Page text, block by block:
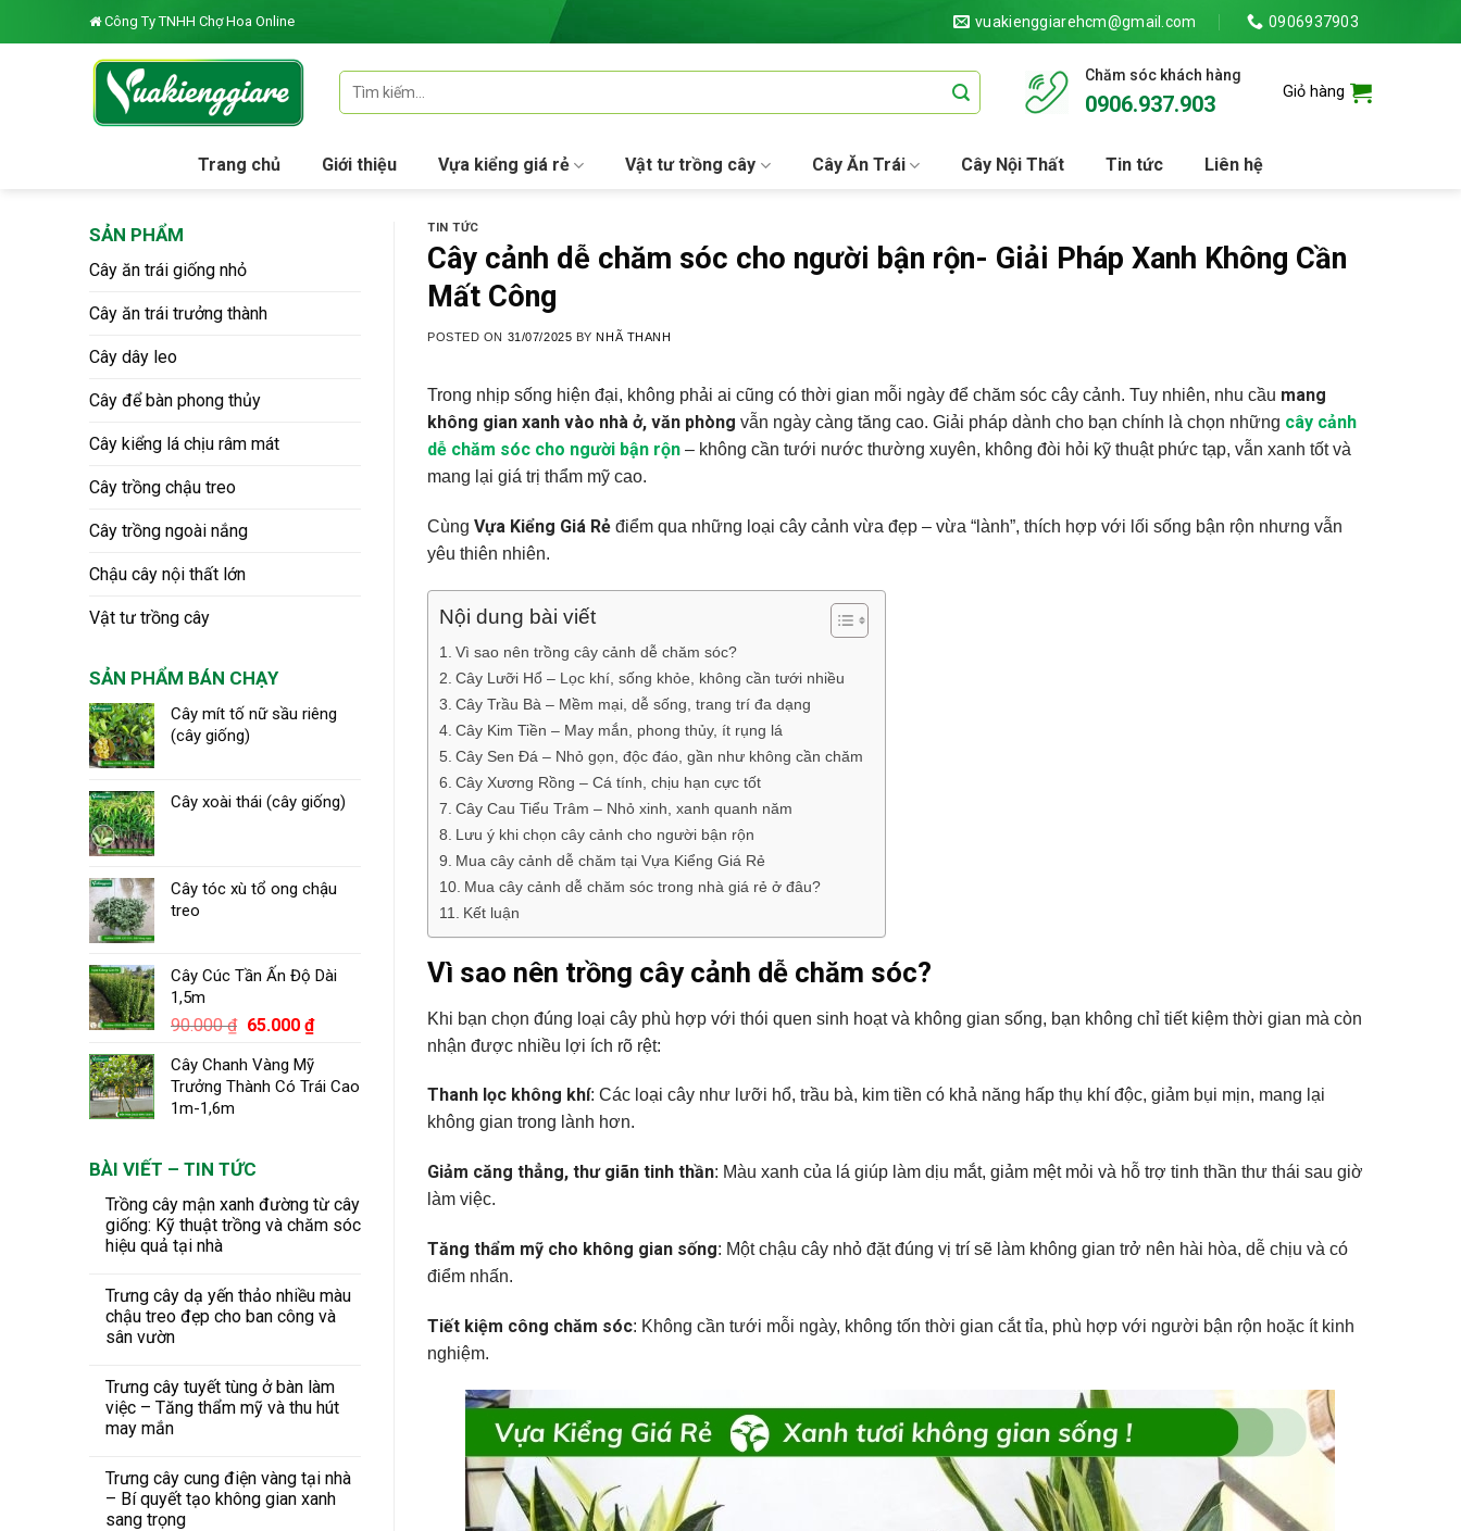
to
Công Ty TNHH Chợ Hoa Online vuakienggiarehcm@gmail.com 0906937903
Tìm
kiếm:
Chăm sóc khách hàng
0906.937.903 Giỏ hàng
Trang chủ Giới thiệu Vựa kiểng giá rẻ Vật tư trồng cây Cây Ăn Trái Cây Nội Thất Tin tức Liên hệ
SẢN PHẨM
Cây ăn trái giống nhỏ
Cây ăn trái trưởng thành
Cây dây leo
Cây để bàn phong thủy
Cây kiểng lá chịu râm mát
Cây trồng chậu treo
Cây trồng ngoài nắng
Chậu cây nội thất lớn
Vật tư trồng cây
SẢN PHẨM BÁN CHẠY
Cây mít tố nữ sầu riêng
(cây giống)
Cây xoài thái (cây giống)
Cây tóc xù tổ ong chậu
treo
Cây Cúc Tần Ấn Độ Dài
1,5m
90.000₫ Giá
là:
90.000 ₫.
65.000 ₫Giá
tại
là:
Cây Chanh Vàng Mỹ
Trưởng Thành Có Trái Cao
1m-1,6m
BÀI VIẾT – TIN TỨC
Trồng cây mận xanh đường từ cây
giống: Kỹ thuật trồng và chăm sóc
hiệu quả tại nhà
Trưng cây dạ yến thảo nhiều màu
chậu treo đẹp cho ban công và
sân vườn
Trưng cây tuyết tùng ở bàn làm
việc – Tăng thẩm mỹ và thu hút
may mắn
Trưng cây cung điện vàng tại nhà
– Bí quyết tạo không gian xanh
sang trọng
TIN TỨC
Cây cảnh dễ chăm sóc cho người bận rộn- Giải Pháp Xanh Không Cần
Mất Công
POSTED ON 31/07/2025 BYNHÃ THANH
Trong nhịp sống hiện đại, không phải ai cũng có thời gian mỗi ngày để chăm sóc cây cảnh. Tuy nhiên, nhu cầu mang
không gian xanh vào nhà ở, văn phòng vẫn ngày càng tăng cao. Giải pháp dành cho bạn chính là chọn những cây cảnh
dễ chăm sóc cho người bận rộn – không cần tưới nước thường xuyên, không đòi hỏi kỹ thuật phức tạp, vẫn xanh tốt và
mang lại giá trị thẩm mỹ cao.
Cùng Vựa Kiểng Giá Rẻ điểm qua những loại cây cảnh vừa đẹp – vừa “lành”, thích hợp với lối sống bận rộn nhưng vẫn
yêu thiên nhiên.
Nội dung bài viết
Vì sao nên trồng cây cảnh dễ chăm sóc?
Cây Lưỡi Hổ – Lọc khí, sống khỏe, không cần tưới nhiều
Cây Trầu Bà – Mềm mại, dễ sống, trang trí đa dạng
Cây Kim Tiền – May mắn, phong thủy, ít rụng lá
Cây Sen Đá – Nhỏ gọn, độc đáo, gần như không cần chăm
Cây Xương Rồng – Cá tính, chịu hạn cực tốt
Cây Cau Tiểu Trâm – Nhỏ xinh, xanh quanh năm
Lưu ý khi chọn cây cảnh cho người bận rộn
Mua cây cảnh dễ chăm tại Vựa Kiểng Giá Rẻ
Mua cây cảnh dễ chăm sóc trong nhà giá rẻ ở đâu?
Kết luận
Vì sao nên trồng cây cảnh dễ chăm sóc?
Khi bạn chọn đúng loại cây phù hợp với thói quen sinh hoạt và không gian sống, bạn không chỉ tiết kiệm thời gian mà còn
nhận được nhiều lợi ích rõ rệt:
Thanh lọc không khí: Các loại cây như lưỡi hổ, trầu bà, kim tiền có khả năng hấp thụ khí độc, giảm bụi mịn, mang lại
không gian trong lành hơn.
Giảm căng thẳng, thư giãn tinh thần: Màu xanh của lá giúp làm dịu mắt, giảm mệt mỏi và hỗ trợ tinh thần thư thái sau giờ
làm việc.
Tăng thẩm mỹ cho không gian sống: Một chậu cây nhỏ đặt đúng vị trí sẽ làm không gian trở nên hài hòa, dễ chịu và có
điểm nhấn.
Tiết kiệm công chăm sóc: Không cần tưới mỗi ngày, không tốn thời gian cắt tỉa, phù hợp với người bận rộn hoặc ít kinh
nghiệm.